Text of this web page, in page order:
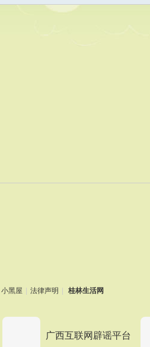
小黑屋 法律声明 桂林生活网
广西互联网辟谣平台